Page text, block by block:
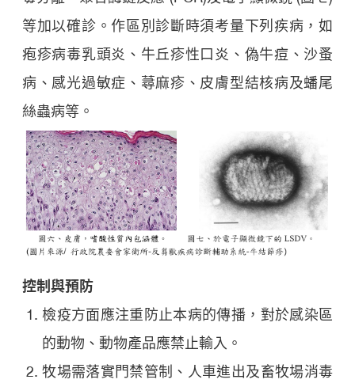
等加以確診。作區別診斷時須考量下列疾病，如
疱疹病毒乳頭炎、牛丘疹性口炎、偽牛痘、沙蚤
病、感光過敏症、蕁麻疹、皮膚型結核病及蟠尾
絲蟲病等。
控制與預防
檢疫方面應注重防止本病的傳播，對於感染區
的動物、動物產品應禁止輸入。
牧場需落實門禁管制、人車進出及畜牧場消毒